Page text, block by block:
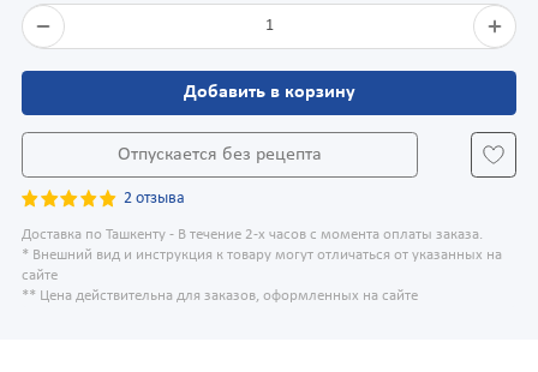
1
Добавить в корзину
Отпускается без рецепта
2 отзыва
Доставка по Ташкенту - В течение 2-х часов с момента оплаты заказа.
* Внешний вид и инструкция к товару могут отличаться от указанных на
сайте
** Цена действительна для заказов, оформленных на сайте